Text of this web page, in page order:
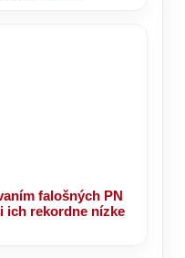
falošných PN
ich rekordne nízke